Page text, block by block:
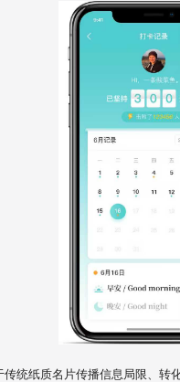
统纸质名片传播信息局限、